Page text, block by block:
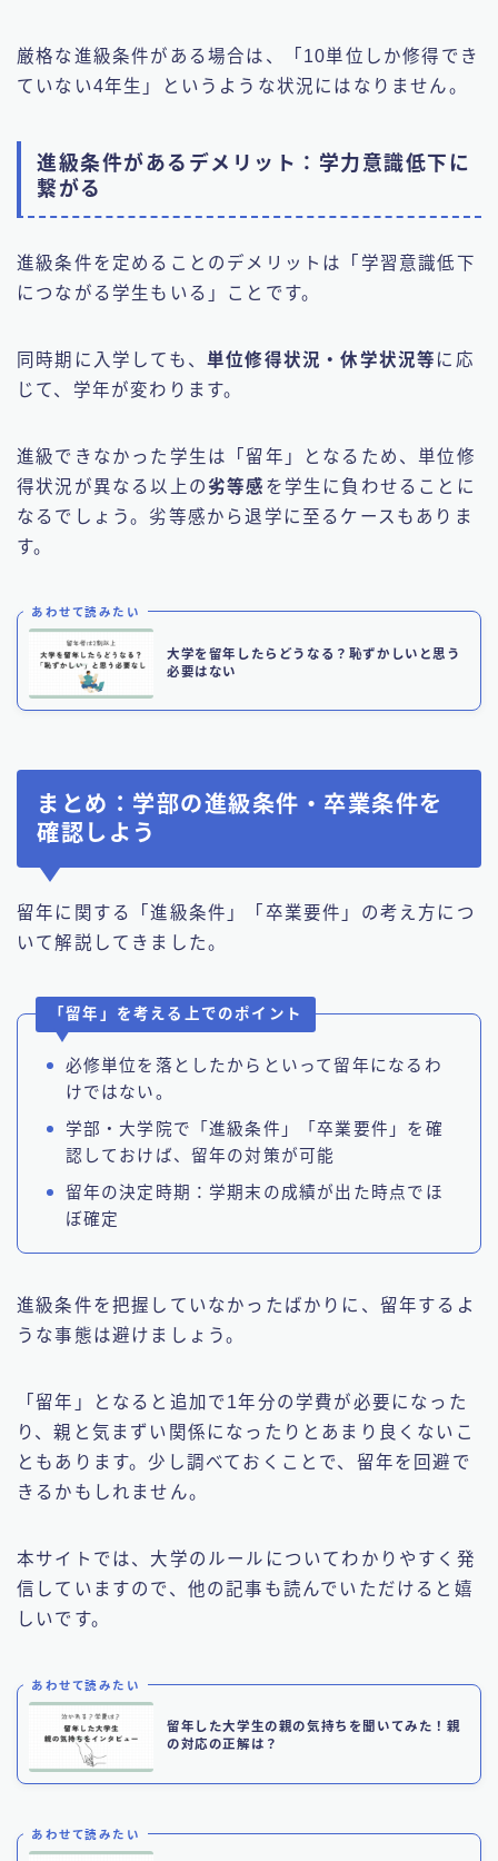
厳格な進級条件がある場合は、「10単位しか修得でき
ていない4年生」というような状況にはなりません。
進級条件があるデメリット：学力意識低下に
繋がる
進級条件を定めることのデメリットは「学習意識低下
につながる学生もいる」ことです。
同時期に入学しても、 単位修得状況・休学状況等 に応
じて、学年が変わります。
進級できなかった学生は「留年」となるため、単位修
得状況が異なる以上の 劣等感 を学生に負わせることに
なるでしょう。劣等感から退学に至るケースもありま
す。
あわせて読みたい
大学を留年したらどうなる？恥ずかしいと思う
必要はない
まとめ：学部の進級条件・卒業条件を
確認しよう
留年に関する「進級条件」「卒業要件」の考え方につ
いて解説してきました。
「留年」を考える上でのポイント
必修単位を落としたからといって留年になるわ
けではない。
学部・大学院で「進級条件」「卒業要件」を確
認しておけば、留年の対策が可能
留年の決定時期：学期末の成績が出た時点でほ
ぼ確定
進級条件を把握していなかったばかりに、留年するよ
うな事態は避けましょう。
「留年」となると追加で1年分の学費が必要になった
り、親と気まずい関係になったりとあまり良くないこ
ともあります。少し調べておくことで、留年を回避で
きるかもしれません。
本サイトでは、大学のルールについてわかりやすく発
信していますので、他の記事も読んでいただけると嬉
しいです。
あわせて読みたい
留年した大学生の親の気持ちを聞いてみた！親
の対応の正解は？
あわせて読みたい